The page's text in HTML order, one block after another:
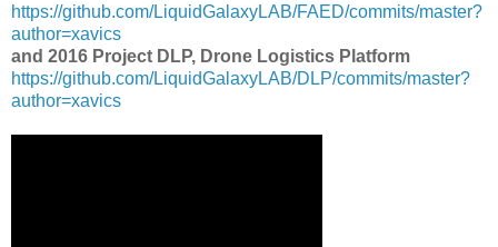
https://github.com/LiquidGalaxyLAB/FAED/commits/master?
author=xavics
and 2016 Project DLP, Drone Logistics Platform
https://github.com/LiquidGalaxyLAB/DLP/commits/master?
author=xavics